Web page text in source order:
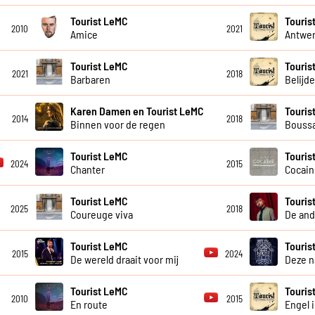
2010
Tourist LeMC
Amice
2021
2021
Tourist LeMC
Barbaren
2018
2014
Karen Damen en Tourist LeMC
Binnen voor de regen
2018
2024
Tourist LeMC
Chanter
2015
2025
Tourist LeMC
Coureuge viva
2018
De
2015
Tourist LeMC
De wereld draait voor mij
2024
Deze
2010
Tourist LeMC
En route
2015
Engel